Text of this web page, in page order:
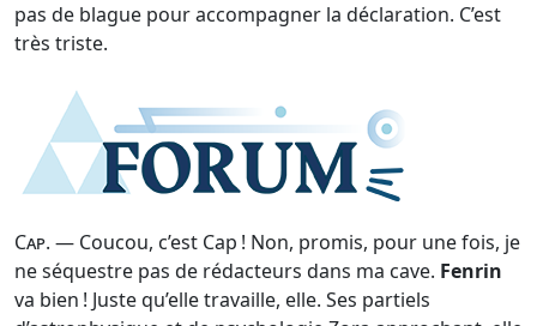
pas de blague pour accompagner la déclaration. C’est
très triste.
Cap. — Coucou, c’est Cap ! Non, promis, pour une fois, je
ne séquestre pas de rédacteurs dans ma cave. Fenrin
va bien ! Juste qu’elle travaille, elle. Ses partiels